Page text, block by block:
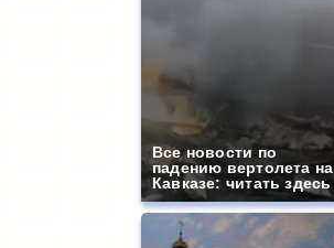
Все новости по
падению вертолета на
Кавказе: читать здесь